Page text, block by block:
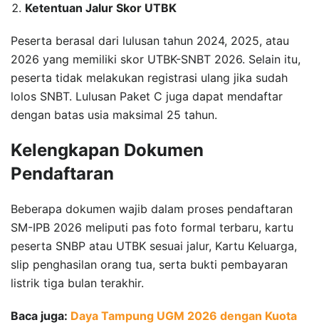
Ketentuan Jalur Skor UTBK
Peserta berasal dari lulusan tahun 2024, 2025, atau
2026 yang memiliki skor UTBK-SNBT 2026. Selain itu,
peserta tidak melakukan registrasi ulang jika sudah
lolos SNBT. Lulusan Paket C juga dapat mendaftar
dengan batas usia maksimal 25 tahun.
Kelengkapan Dokumen
Pendaftaran
Beberapa dokumen wajib dalam proses pendaftaran
SM-IPB 2026 meliputi pas foto formal terbaru, kartu
peserta SNBP atau UTBK sesuai jalur, Kartu Keluarga,
slip penghasilan orang tua, serta bukti pembayaran
listrik tiga bulan terakhir.
Baca juga: Daya Tampung UGM 2026 dengan Kuota